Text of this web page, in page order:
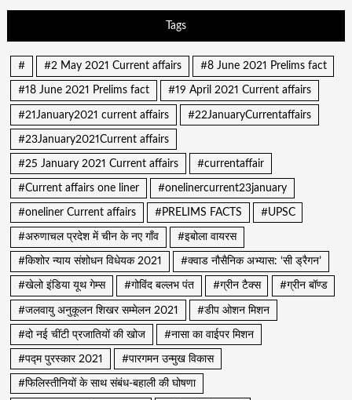
Tags
# #2 May 2021 Current affairs #8 June 2021 Prelims fact
#18 June 2021 Prelims fact #19 April 2021 Current affairs
#21January2021 current affairs #22JanuaryCurrentaffairs
#23January2021Current affairs
#25 January 2021 Current affairs #currentaffair
#Current affairs one liner #onelinercurrent23january
#oneliner Current affairs #PRELIMS FACTS #UPSC
#अरुणाचल प्रदेश में चीन के नए गाँव #इबोला वायरस
#किशोर न्याय संशोधन विधेयक 2021 #क्वाड नौसैनिक अभ्यास: ‘सी ड्रैगन’
#खेलो इंडिया यूथ गेम्स #गोविंद बल्लभ पंत #ग्रीन टैक्स #ग्रीन बॉण्ड
#जलवायु अनुकूलन शिखर सम्मेलन 2021 #डीप ओशन मिशन
#दो नई चींटी प्रजातियों की खोज #नासा का वाईपर मिशन
#पद्म पुरस्कार 2021 #पारगमन उन्मुख विकास
#फिलिस्तीनियों के साथ संबंध-बहाली की घोषणा